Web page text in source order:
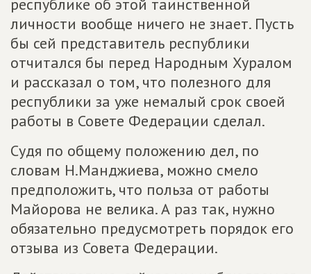
республике об этой таинственной
личности вообще ничего не знает. Пусть
бы сей представитель республики
отчитался бы перед Народным Хуралом
и рассказал о том, что полезного для
республики за уже немалый срок своей
работы в Совете Федерации сделал.
Судя по общему положению дел, по
словам Н.Манджиева, можно смело
предположить, что польза от работы
Майорова не велика. А раз так, нужно
обязательно предусмотреть порядок его
отзыва из Совета Федерации.